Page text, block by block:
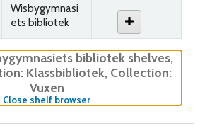
Wisbygymnasi
ets bibliotek
bibliotek shelves,
Klassbibliotek, Collection:
Vuxen
Close shelf browser(Hides shelf browser)